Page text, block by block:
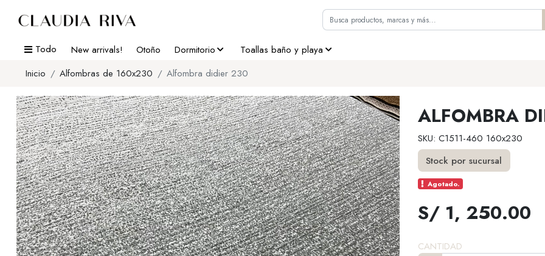
Todo New arrivals! Otoño Dormitorio
Toallas baño y playa
Inicio
Alfombras de 160x230 Alfombra didier 230
ALFOMBRA
SKU: C1511-460 160x230
Stock por sucursal
Agotado.
S/ 1, 250.00
CANTIDAD